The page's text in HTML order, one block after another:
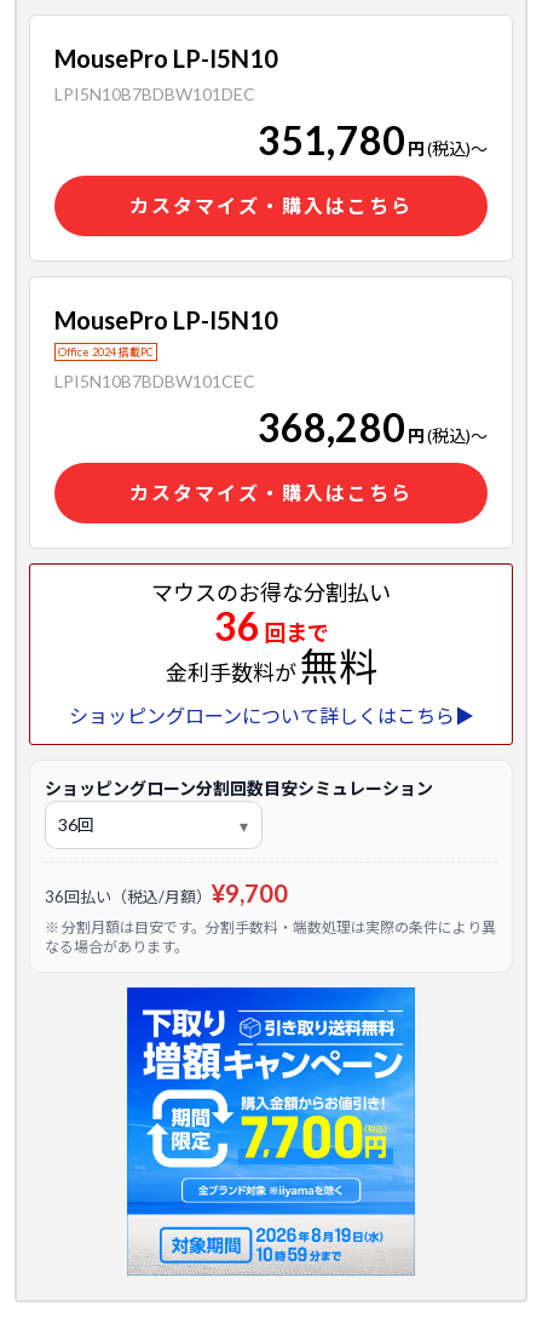
MousePro LP-I5N10
LPI5N10B7BDBW101DEC
351,780 円(税込)～
カスタマイズ・購入はこちら
MousePro LP-I5N10
Office 2024 搭載PC
LPI5N10B7BDBW101CEC
368,280 円(税込)～
カスタマイズ・購入はこちら
マウスのお得な分割払い
36 回まで
金利手数料が無料
ショッピングローンについて詳しくはこちら▶
ショッピングローン分割回数目安シミュレーション
36回払い（税込/月額） ¥9,700
※ 分割月額は目安です。分割手数料・端数処理は実際の条件により異
なる場合があります。